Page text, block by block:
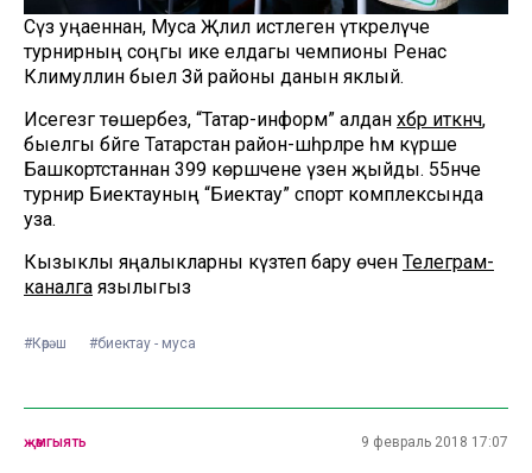
Сүз уңаеннан, Муса Җәлил истәлегенә үткәрелүче
турнирның соңгы ике елдагы чемпионы Ренас
Кәлимуллин быел Зәй районы данын яклый.
Исегезгә төшерәбез, “Татар-информ” алдан хәбәр иткәнчә,
быелгы бәйге Татарстан район-шәһәрләре һәм күрше
Башкортстаннан 399 көрәшчене үзенә җыйды. 55нче
турнир Биектауның “Биектау” спорт комплексында
уза.
Кызыклы яңалыкларны күзәтеп бару өчен Телеграм-
каналга язылыгыз
#Көрәш #биектау - муса
җәмгыять 9 февраль 2018 17:07